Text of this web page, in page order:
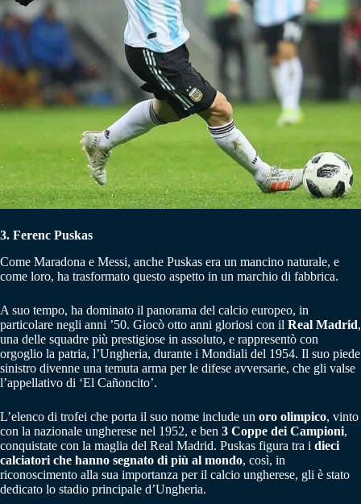
3. Ferenc Puskas
Come Maradona e Messi, anche Puskas era un mancino naturale, e
come loro, ha trasformato questo aspetto in un marchio di fabbrica.
A suo tempo, ha dominato il panorama del calcio europeo, in
particolare negli anni ’50. Giocò otto anni gloriosi con il Real Madrid,
una delle squadre più prestigiose in assoluto, e rappresentò con
orgoglio la patria, l’Ungheria, durante i Mondiali del 1954. Il suo piede
sinistro divenne una temuta arma per le difese avversarie, che gli valse
l’appellativo di ‘El Cañoncito’.
L’elenco di trofei che porta il suo nome include un oro olimpico, vinto
con la nazionale ungherese nel 1952, e ben 3 Coppe dei Campioni,
conquistate con la maglia del Real Madrid. Puskas figura tra i dieci
calciatori che hanno segnato di più al mondo, così, in
riconoscimento alla sua importanza per il calcio ungherese, gli è stato
dedicato lo stadio principale d’Ungheria.